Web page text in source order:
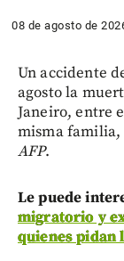
08 de agosto de
Un accidente
agosto la
Janeiro, entre
misma familia,
AFP.
Le puede
migratorio y
quienes pidan